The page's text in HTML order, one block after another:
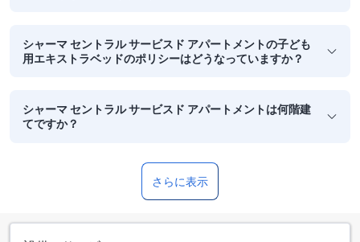
シャーマ セントラル サービスド アパートメントの子ども
用エキストラベッドのポリシーはどうなっていますか？
シャーマ セントラル サービスド アパートメントは何階建
てですか？
さらに表示